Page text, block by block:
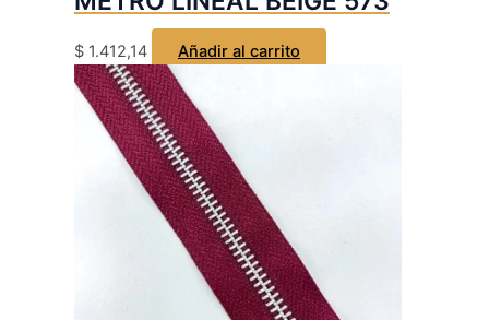
$ 1.412,14 Añadir al carrito